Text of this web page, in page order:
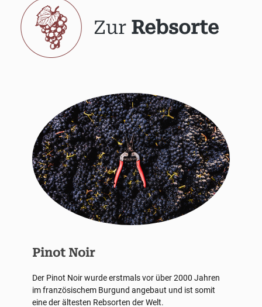
Zur Rebsorte
Pinot Noir
Der Pinot Noir wurde erstmals vor über 2000 Jahren
im französischem Burgund angebaut und ist somit
eine der ältesten Rebsorten der Welt.